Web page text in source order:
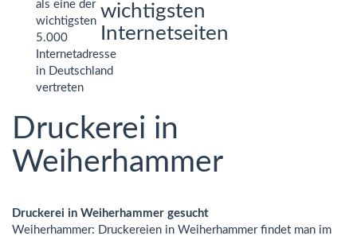
wichtigsten
Internetseiten
Druckerei in
Weiherhammer
Druckerei in Weiherhammer gesucht
Weiherhammer: Druckereien in Weiherhammer findet man im